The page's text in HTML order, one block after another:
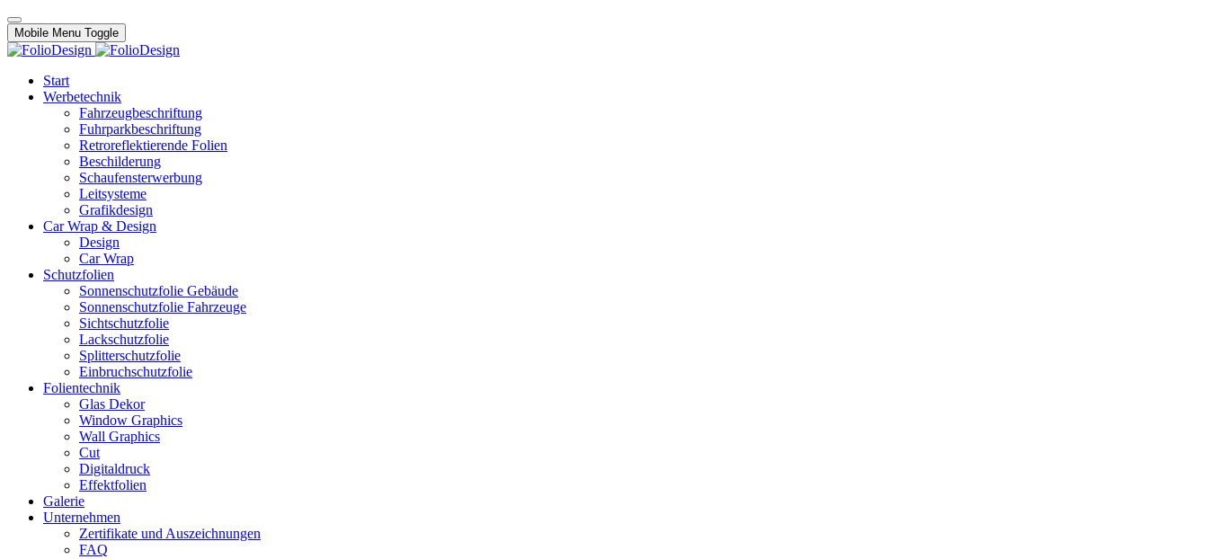
Mobile Menu Toggle
Start
Werbetechnik
Fahrzeugbeschriftung
Fuhrparkbeschriftung
Retroreflektierende Folien
Beschilderung
Schaufensterwerbung
Leitsysteme
Grafikdesign
Car Wrap & Design
Design
Car Wrap
Schutzfolien
Sonnenschutzfolie Gebäude
Sonnenschutzfolie Fahrzeuge
Sichtschutzfolie
Lackschutzfolie
Splitterschutzfolie
Einbruchschutzfolie
Folientechnik
Glas Dekor
Window Graphics
Wall Graphics
Cut
Digitaldruck
Effektfolien
Galerie
Unternehmen
Zertifikate und Auszeichnungen
FAQ